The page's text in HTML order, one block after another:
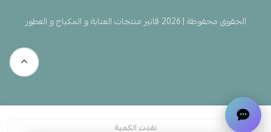
نفدت الكمية
الحقوق محفوظة | 2026 ڤانير منتجات العناية و المكياج و العطور